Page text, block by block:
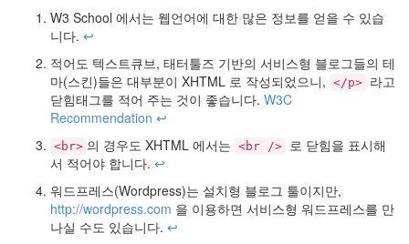
W3 School 에서는 웹언어에 대한 많은 정보를 얻을 수 있습
니다. ↩
적어도 텍스트큐브, 태터툴즈 기반의 서비스형 블로그들의 테
마(스킨)들은 대부분이 XHTML 로 작성되었으니, </p> 라고
닫힘태그를 적어 주는 것이 좋습니다. W3C
Recommendation ↩
<br> 의 경우도 XHTML 에서는 <br /> 로 닫힘을 표시해
서 적어야 합니다. ↩
워드프레스(Wordpress)는 설치형 블로그 툴이지만,
http://wordpress.com 을 이용하면 서비스형 워드프레스를 만
나실 수도 있습니다. ↩
Moon
hi8ar